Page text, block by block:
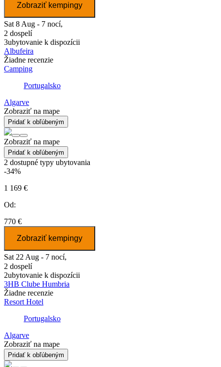
Zobraziť kempingy
Sat 8 Aug - 7 nocí,
2 dospelí
3ubytovanie k dispozícii
Albufeira
Žiadne recenzie
Camping
Portugalsko
Algarve
Zobraziť na mape
Pridať k obľúbeným
Zobraziť na mape
Pridať k obľúbeným
2 dostupné typy ubytovania
-34%
1 169 €
Od:
770 €
Zobraziť kempingy
Sat 22 Aug - 7 nocí,
2 dospelí
2ubytovanie k dispozícii
3HB Clube Humbria
Žiadne recenzie
Resort Hotel
Portugalsko
Algarve
Zobraziť na mape
Pridať k obľúbeným